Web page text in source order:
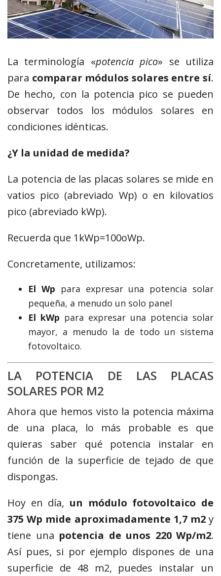
La terminología «potencia pico» se utiliza
para comparar módulos solares entre sí.
De hecho, con la potencia pico se pueden
observar todos los módulos solares en
condiciones idénticas.
¿Y la unidad de medida?
La potencia de las placas solares se mide en
vatios pico (abreviado Wp) o en kilovatios
pico (abreviado kWp).
Recuerda que 1kWp=100oWp.
Concretamente, utilizamos:
El Wp para expresar una potencia solar
pequeña, a menudo un solo panel
El kWp para expresar una potencia solar
mayor, a menudo la de todo un sistema
fotovoltaico.
LA POTENCIA DE LAS PLACAS
SOLARES POR M2
Ahora que hemos visto la potencia máxima
de una placa, lo más probable es que
quieras saber qué potencia instalar en
función de la superficie de tejado de que
dispongas.
Hoy en día, un módulo fotovoltaico de
375 Wp mide aproximadamente 1,7 m2y
tiene una potencia de unos 220 Wp/m2.
Así pues, si por ejemplo dispones de una
superficie de 48 m2, puedes instalar un